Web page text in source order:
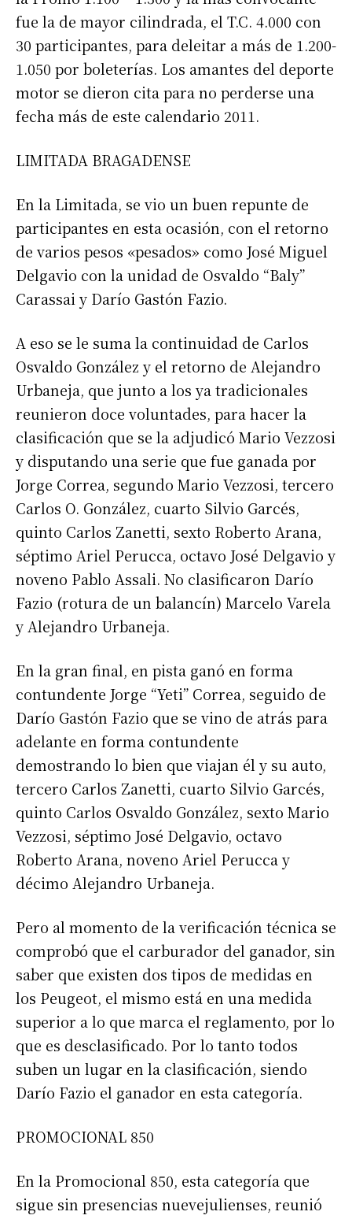
fue la de mayor cilindrada, el T.C. 4.000 con
30 participantes, para deleitar a más de 1.200-
1.050 por boleterías. Los amantes del deporte
motor se dieron cita para no perderse una
fecha más de este calendario 2011.
LIMITADA BRAGADENSE
En la Limitada, se vio un buen repunte de
participantes en esta ocasión, con el retorno
de varios pesos «pesados» como José Miguel
Delgavio con la unidad de Osvaldo “Baly”
Carassai y Darío Gastón Fazio.
A eso se le suma la continuidad de Carlos
Osvaldo González y el retorno de Alejandro
Urbaneja, que junto a los ya tradicionales
reunieron doce voluntades, para hacer la
clasificación que se la adjudicó Mario Vezzosi
y disputando una serie que fue ganada por
Jorge Correa, segundo Mario Vezzosi, tercero
Carlos O. González, cuarto Silvio Garcés,
quinto Carlos Zanetti, sexto Roberto Arana,
séptimo Ariel Perucca, octavo José Delgavio y
noveno Pablo Assali. No clasificaron Darío
Fazio (rotura de un balancín) Marcelo Varela
y Alejandro Urbaneja.
En la gran final, en pista ganó en forma
contundente Jorge “Yeti” Correa, seguido de
Darío Gastón Fazio que se vino de atrás para
adelante en forma contundente
demostrando lo bien que viajan él y su auto,
tercero Carlos Zanetti, cuarto Silvio Garcés,
quinto Carlos Osvaldo González, sexto Mario
Vezzosi, séptimo José Delgavio, octavo
Roberto Arana, noveno Ariel Perucca y
décimo Alejandro Urbaneja.
Pero al momento de la verificación técnica se
comprobó que el carburador del ganador, sin
saber que existen dos tipos de medidas en
los Peugeot, el mismo está en una medida
superior a lo que marca el reglamento, por lo
que es desclasificado. Por lo tanto todos
suben un lugar en la clasificación, siendo
Darío Fazio el ganador en esta categoría.
PROMOCIONAL 850
En la Promocional 850, esta categoría que
sigue sin presencias nuevejulienses, reunió